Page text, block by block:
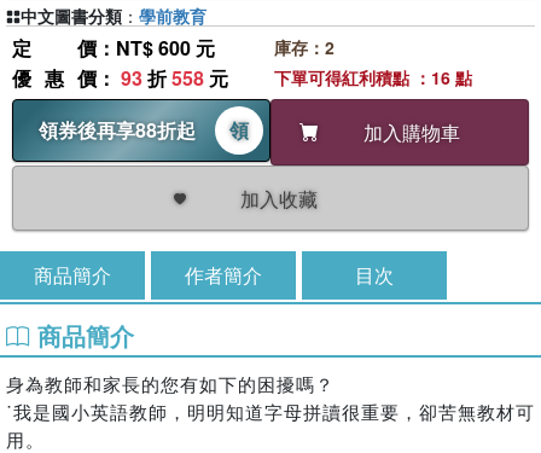
定價 ：NT$ 600 元
優惠價 ： 93折558 元
領券後再享88折起
領 加入購物車
加入收藏
庫存：2
下單可得紅利積點 ：16 點
中文圖書分類 ： 學前教育
商品簡介 作者簡介 目次
商品簡介
身為教師和家長的您有如下的困擾嗎？
˙我是國小英語教師，明明知道字母拼讀很重要，卻苦無教材可
用。